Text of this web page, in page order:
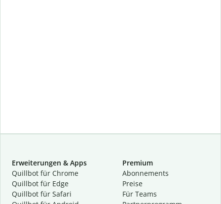
Erweiterungen & Apps
Quillbot für Chrome
Quillbot für Edge
Quillbot für Safari
Premium
Abon­ne­ments
Preise
Für Teams